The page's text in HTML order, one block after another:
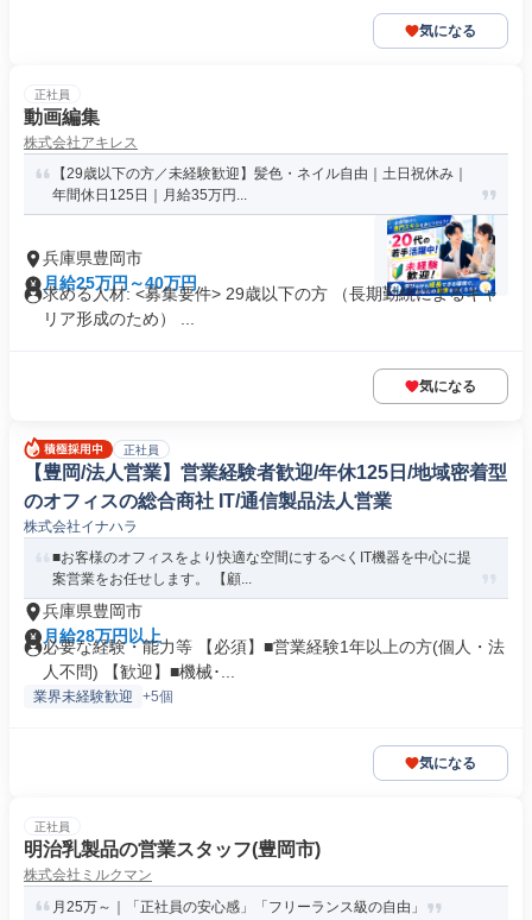
気になる
正社員
動画編集
株式会社アキレス
【29歳以下の方／未経験歓迎】髪色・ネイル自由｜土日祝休み｜
年間休日125日｜月給35万円...
兵庫県豊岡市
月給25万円～40万円
求める人材: <募集要件> 29歳以下の方 （長期勤続によるキャ
リア形成のため） ...
気になる
正社員
【豊岡/法人営業】営業経験者歓迎/年休125日/地域密着型
のオフィスの総合商社 IT/通信製品法人営業
株式会社イナハラ
■お客様のオフィスをより快適な空間にするべくIT機器を中心に提
案営業をお任せします。 【顧...
兵庫県豊岡市
月給28万円以上
必要な経験・能力等 【必須】■営業経験1年以上の方(個人・法
人不問) 【歓迎】■機械･...
業界未経験歓迎 +5個
気になる
正社員
明治乳製品の営業スタッフ(豊岡市)
株式会社ミルクマン
月25万～｜「正社員の安心感」「フリーランス級の自由」